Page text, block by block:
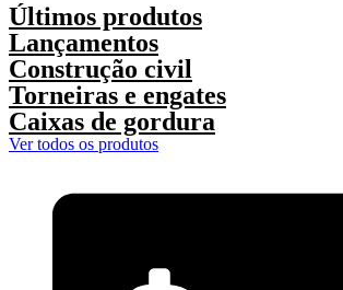
Últimos produtos
Lançamentos
Construção civil
Torneiras e engates
Caixas de gordura
Ver todos os produtos